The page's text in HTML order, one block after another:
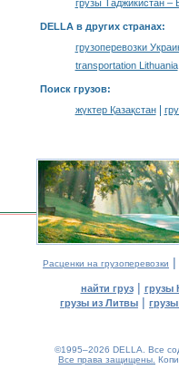
грузы Таджикистан –
DELLA в других странах:
грузоперевозки
transportation Lithuania|
Поиск грузов:
жүктер Қазақстан|
Расценки на грузоперевозки |
найти груз| грузы
грузы из Литвы |
©1995–2026 DELLA. Все
Все права защищены.